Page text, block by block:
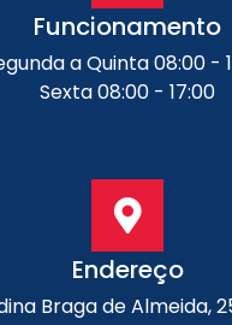
Funcionamento
a Quinta 08:00 -
Sexta 08:00 - 17:00
Endereço
Braga de Almeida,